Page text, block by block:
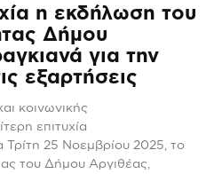
η εκδήλωση του
Δήμου
για την
εξαρτήσεις
κοινωνικής
επιτυχία
25 Νοεμβρίου 2025, το
του Δήμου Αργιθέας,